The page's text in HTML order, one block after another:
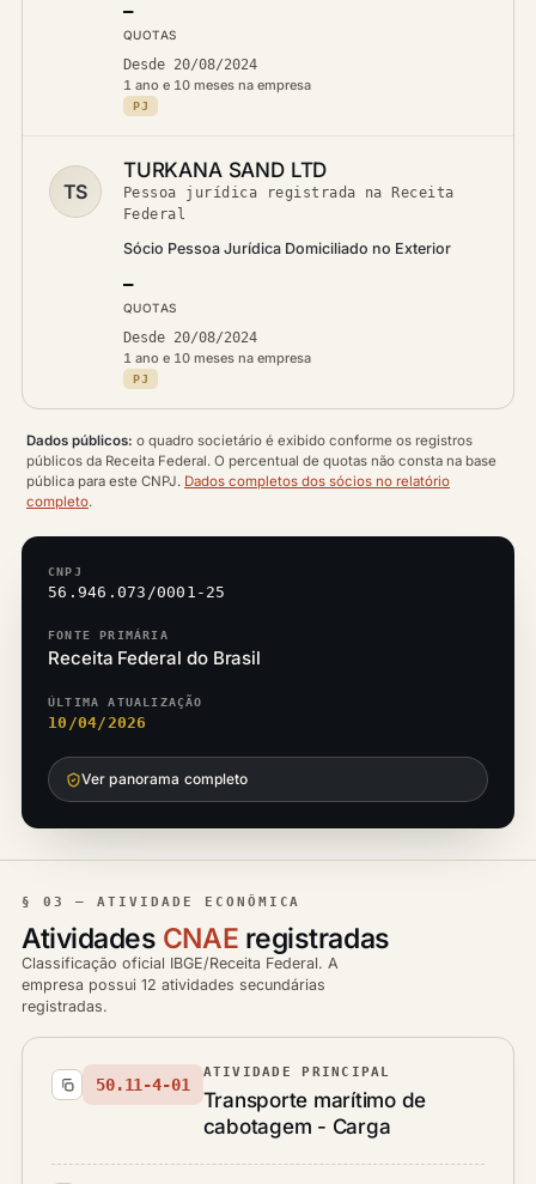
—
QUOTAS
Desde 20/08/2024
1 ano e 10 meses na empresa
PJ
TS
TURKANA SAND LTD
Pessoa jurídica registrada na Receita
Federal
Sócio Pessoa Jurídica Domiciliado no Exterior
—
QUOTAS
Desde 20/08/2024
1 ano e 10 meses na empresa
PJ
Dados públicos: o quadro societário é exibido conforme os registros
públicos da Receita Federal. O percentual de quotas não consta na base
pública para este CNPJ. Dados completos dos sócios no relatório
completo.
CNPJ
56.946.073/0001-25
FONTE PRIMÁRIA
Receita Federal do Brasil
ÚLTIMA ATUALIZAÇÃO
10/04/2026
Ver panorama completo
§ 03 — ATIVIDADE ECONÔMICA
Atividades CNAE registradas
Classificação oficial IBGE/Receita Federal. A
empresa possui 12 atividades secundárias
registradas.
50.11-4-01
ATIVIDADE PRINCIPAL
Transporte marítimo de
cabotagem - Carga